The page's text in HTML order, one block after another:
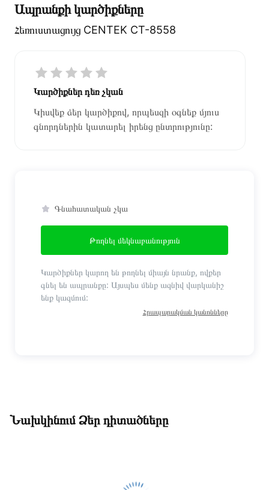
Ապրանքի կարծիքները
Հեռուստացույց CENTEK CT-8558
Կարծիքներ դեռ չկան
Կիսվեք ձեր կարծիքով, որպեսզի օգնեք մյուս
գնորդներին կատարել իրենց ընտրությունը:
Գնահատական չկա
Թողնել մեկնաբանություն
Կարծիքներ կարող են թողնել միայն նրանք, ովքեր
գնել են ապրանքը: Այսպես մենք ազնիվ վարկանիշ
ենք կազմում:
Հրապարակման կանոնները
Նախկինում Ձեր դիտածները